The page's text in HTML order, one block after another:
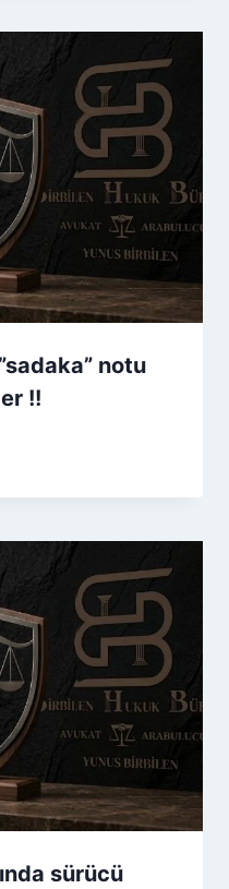
notu
!!
sürücü